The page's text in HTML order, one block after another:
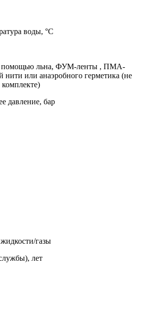
воды, °C
помощью льна, ФУМ-ленты , ПМА-
нити или анаэробного герметика (не
комплекте)
давление, бар
газы
лет